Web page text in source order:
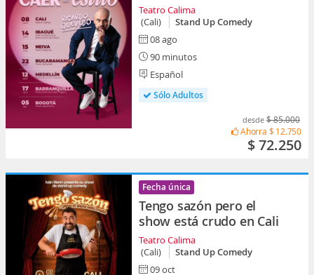
Teatro Calima
(Cali)
Stand Up Comedy
08 ago
90 minutos
Español
Sólo Adultos
desde $ 85.000
Ahorra $ 12.750
$ 72.250
Fecha única
Tengo sazón pero el
show está crudo en Cali
Teatro Calima
(Cali)
Stand Up Comedy
09 oct